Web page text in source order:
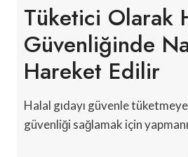
Tüketici Olarak
Güvenliğinde
Hareket Edilir
Halal gıdayı güvenle tüketmeye
güvenliği sağlamak için